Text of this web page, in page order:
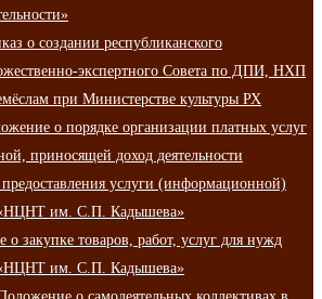
о создании республиканского
экспертного Совета по ДПИ, НХП
при Министерстве культуры РХ
о порядке организации платных услуг
приносящей доход деятельности
предоставления услуги (информационной)
им. С.П. Кадышева»
о закупке товаров, работ, услуг для нужд
им. С.П. Кадышева»